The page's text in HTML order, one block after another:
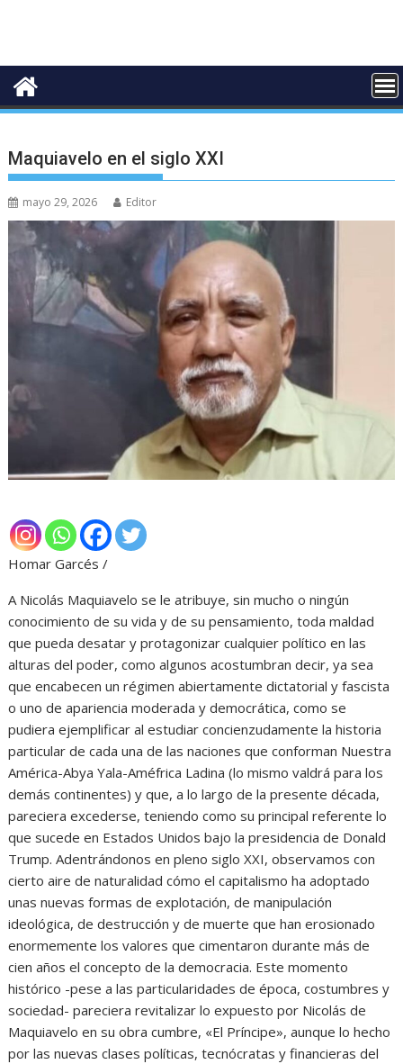
Maquiavelo en el siglo XXI
mayo 29, 2026 Editor
Homar Garcés /
A Nicolás Maquiavelo se le atribuye, sin mucho o ningún
conocimiento de su vida y de su pensamiento, toda maldad
que pueda desatar y protagonizar cualquier político en las
alturas del poder, como algunos acostumbran decir, ya sea
que encabecen un régimen abiertamente dictatorial y fascista
o uno de apariencia moderada y democrática, como se
pudiera ejemplificar al estudiar concienzudamente la historia
particular de cada una de las naciones que conforman Nuestra
América-Abya Yala-Améfrica Ladina (lo mismo valdrá para los
demás continentes) y que, a lo largo de la presente década,
pareciera excederse, teniendo como su principal referente lo
que sucede en Estados Unidos bajo la presidencia de Donald
Trump. Adentrándonos en pleno siglo XXI, observamos con
cierto aire de naturalidad cómo el capitalismo ha adoptado
unas nuevas formas de explotación, de manipulación
ideológica, de destrucción y de muerte que han erosionado
enormemente los valores que cimentaron durante más de
cien años el concepto de la democracia. Este momento
histórico -pese a las particularidades de época, costumbres y
sociedad- pareciera revitalizar lo expuesto por Nicolás de
Maquiavelo en su obra cumbre, «El Príncipe», aunque lo hecho
por las nuevas clases políticas, tecnócratas y financieras del